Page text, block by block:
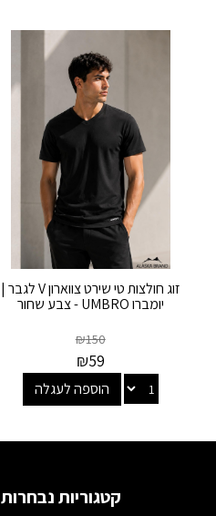
זוג חולצות טי שירט צווארון V לגבר |
יומברו UMBRO - צבע שחור
₪150
₪59
הוספה לעגלה
קטגוריות נבחרות